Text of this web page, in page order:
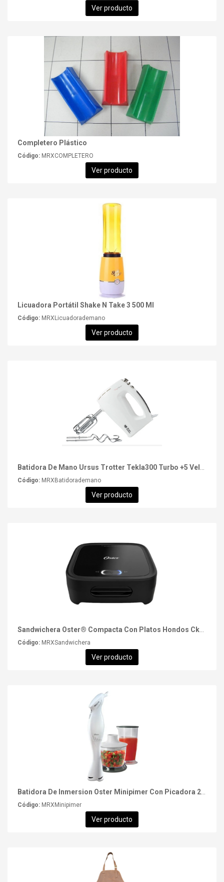
Ver producto
Completero Plástico
Código: MRXCOMPLETERO
Ver producto
Licuadora Portátil Shake N Take 3 500 Ml
Código: MRXLicuadorademano
Ver producto
Código: MRXBatidorademano
Ver producto
Código: MRXSandwichera
Ver producto
Código: MRXMinipimer
Ver producto